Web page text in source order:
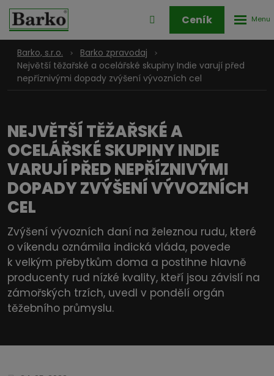
Přihlášení
zóny
Ceník
Barko, s.r.o.
Barko zpravodaj
Největší těžařské a ocelářské skupiny Indie varují před
nepříznivými dopady zvýšení vývozních cel
NEJVĚTŠÍ TĚŽAŘSKÉ A
OCELÁŘSKÉ SKUPINY INDIE
VARUJÍ PŘED NEPŘÍZNIVÝMI
DOPADY ZVÝŠENÍ VÝVOZNÍCH
CEL
Zvýšení vývozních daní na železnou rudu, které
o víkendu oznámila indická vláda, povede
k velkým přebytkům doma a postihne hlavně
producenty rud nízké kvality, kteří jsou závislí na
zámořských trzích, uvedl v pondělí orgán
těžebního průmyslu.